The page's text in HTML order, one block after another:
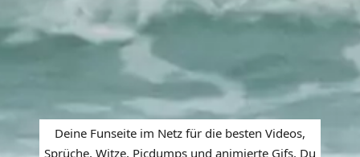
Deine Funseite im Netz für die besten Videos,
Sprüche, Witze, Picdumps und animierte Gifs. Du